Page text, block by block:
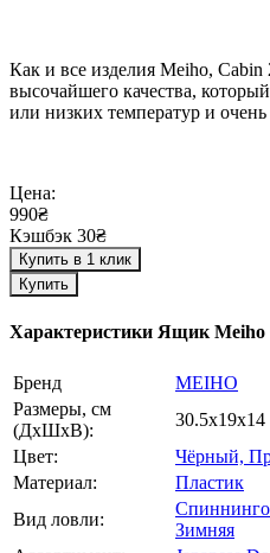
Как и все изделия Meiho,
высочайшего качества,
или низких температур и очень
Цена:
990₴
Кэшбэк 30₴
Купить в 1 клик
Купить
Характеристики Ящик Meiho
Бренд
MEIHO
Размеры, см
(ДхШхВ):
30.5х19х14
Цвет:
Чёрный,
Материал:
Пластик
Вид ловли:
Зимняя